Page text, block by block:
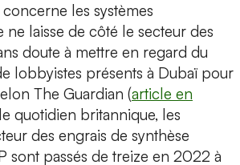
les systèmes
ne laisse de côté le secteur des
doute à mettre en regard du
lobbyistes présents à Dubaï pour
The Guardian (article en
quotidien britannique, les
des engrais de synthèse
sont passés de treize en 2022 à